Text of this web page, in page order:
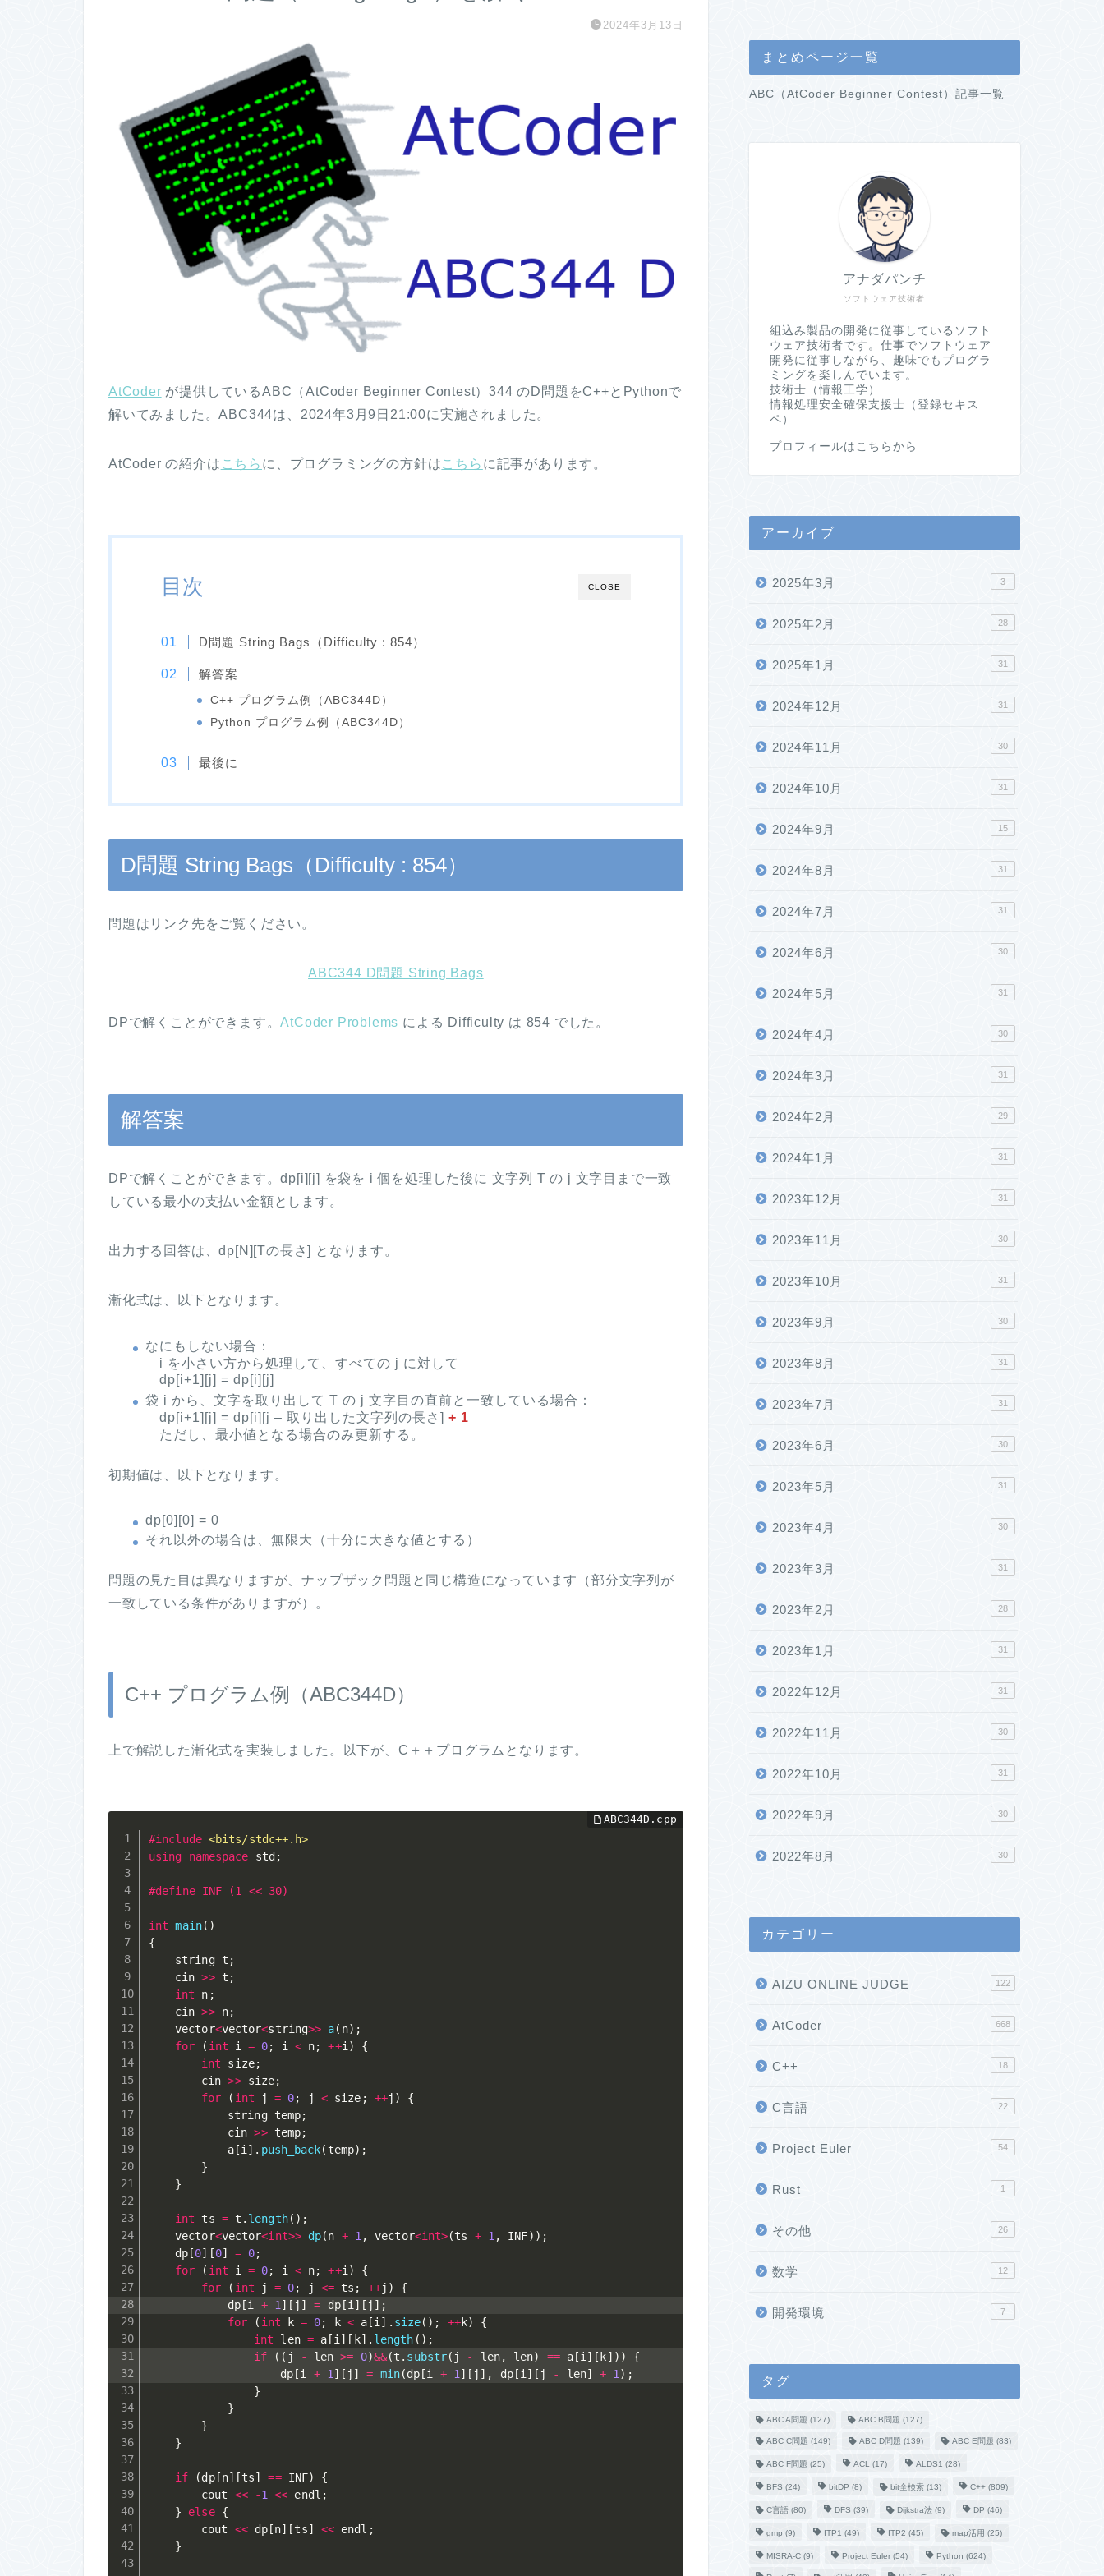
2024年3月13日
AtCoder が提供しているABC（AtCoder Beginner Contest）344 のD問題をC++とPythonで
解いてみました。ABC344は、2024年3月9日21:00に実施されました。
AtCoder の紹介は こちら に、プログラミングの方針はこちら に記事があります。
CLOSE
目次
D問題 String Bags（Difficulty : 854）
解答案
C++ プログラム例（ABC344D）
Python プログラム例（ABC344D）
最後に
D問題 String Bags（Difficulty : 854）
問題はリンク先をご覧ください。
ABC344 D問題 String Bags
DPで解くことができます。AtCoder Problems による Difficulty は 854 でした。
解答案
DPで解くことができます。dp[i][j] を袋を i 個を処理した後に 文字列 T の j 文字目まで一致
している最小の支払い金額とします。
出力する回答は、dp[N][Tの長さ] となります。
漸化式は、以下となります。
なにもしない場合：
i を小さい方から処理して、すべての j に対して
dp[i+1][j] = dp[i][j]
袋 i から、文字を取り出して T の j 文字目の直前と一致している場合：
dp[i+1][j] = dp[i][j – 取り出した文字列の長さ] + 1
ただし、最小値となる場合のみ更新する。
初期値は、以下となります。
dp[0][0] = 0
それ以外の場合は、無限大（十分に大きな値とする）
問題の見た目は異なりますが、ナップザック問題と同じ構造になっています（部分文字列が
一致している条件がありますが）。
C++ プログラム例（ABC344D）
上で解説した漸化式を実装しました。以下が、C＋＋プログラムとなります。
#include <bits/stdc++.h>
using
namespace std ;
#define INF (1 << 30)
int main( )
{
	string t
;
	cin
>> t ;
int n ;
	cin
>> n;
	vector
<vector<string>> a( n) ;
for
( int i = 0; i < n; ++i )
{
int size;
		cin
>> size;
for
( int j = 0; j < size ; ++j )
{
			string temp
;
			cin
>> temp;
			a
[i ] . push_back( temp) ;
}
}
int ts = t . length( ) ;
	vector
<vector<int>> dp(n + 1 , vector<int>(ts + 1 , INF) ) ;
	dp
[0] [0] = 0;
for
( int i = 0; i < n; ++i )
{
for
( int j = 0; j <= ts ; ++j )
{
			dp
[i + 1 ] [ j ] = dp[i ] [ j ] ;
for
( int k = 0; k < a [i ] . size( ) ; ++k)
{
int len = a [i ] [ k] . length ( ) ;
if
( ( j - len >= 0)&&(t . substr( j - len, len) == a[i ] [ k] ) )
{
					dp
[i + 1 ] [ j ] = min(dp [i + 1 ] [ j ] , dp[i ] [ j - len] + 1 ) ;
}
}
}
}
if (dp[n] [ts] == INF)
{
		cout
<< -1 << endl ;
}
else {
		cout
<< dp [n] [ts] << endl ;
}
まとめページ一覧
ABC（AtCoder Beginner Contest）記事一覧
ソフトウェア技術者
アナダパンチ
組込み製品の開発に従事しているソフト
ウェア技術者です。仕事でソフトウェア
開発に従事しながら、趣味でもプログラ
ミングを楽しんでいます。
技術士（情報工学）
情報処理安全確保支援士（登録セキス
ペ）
プロフィールはこちらから
アーカイブ
2025年3月 3
2025年2月 28
2025年1月 31
2024年12月 31
2024年11月 30
2024年10月 31
2024年9月 15
2024年8月 31
2024年7月 31
2024年6月 30
2024年5月 31
2024年4月 30
2024年3月 31
2024年2月 29
2024年1月 31
2023年12月 31
2023年11月 30
2023年10月 31
2023年9月 30
2023年8月 31
2023年7月 31
2023年6月 30
2023年5月 31
2023年4月 30
2023年3月 31
2023年2月 28
2023年1月 31
2022年12月 31
2022年11月 30
2022年10月 31
2022年9月 30
2022年8月 30
カテゴリー
AIZU ONLINE JUDGE 122
AtCoder 668
C++ 18
C言語 22
Project Euler 54
Rust 1
その他 26
数学 12
開発環境 7
タグ
ABC A問題 (127) ABC B問題 (127)
ABC C問題 (149) ABC D問題 (139) ABC E問題 (83)
ABC F問題 (25) ACL (17) ALDS1 (28)
BFS (24) bitDP (8) bit全検索(13) C++(809)
C言語(80) DFS (39) Dijkstra法(9) DP (46)
gmp (9) ITP1 (49) ITP2 (45) map活用 (25)
MISRA-C(9) Project Euler(54) Python (624)